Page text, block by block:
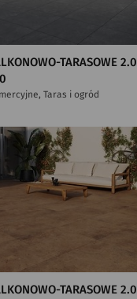
TARASOWE 2.0
Taras i ogród
TARASOWE 2.0